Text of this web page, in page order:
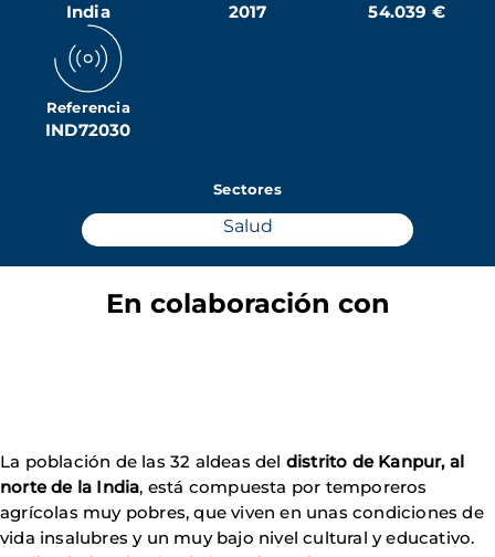
India 2017 54.039 €
Referencia
IND72030
Sectores
Salud
En colaboración con
La población de las 32 aldeas del distrito de Kanpur, al
norte de la India, está compuesta por temporeros
agrícolas muy pobres, que viven en unas condiciones de
vida insalubres y un muy bajo nivel cultural y educativo.